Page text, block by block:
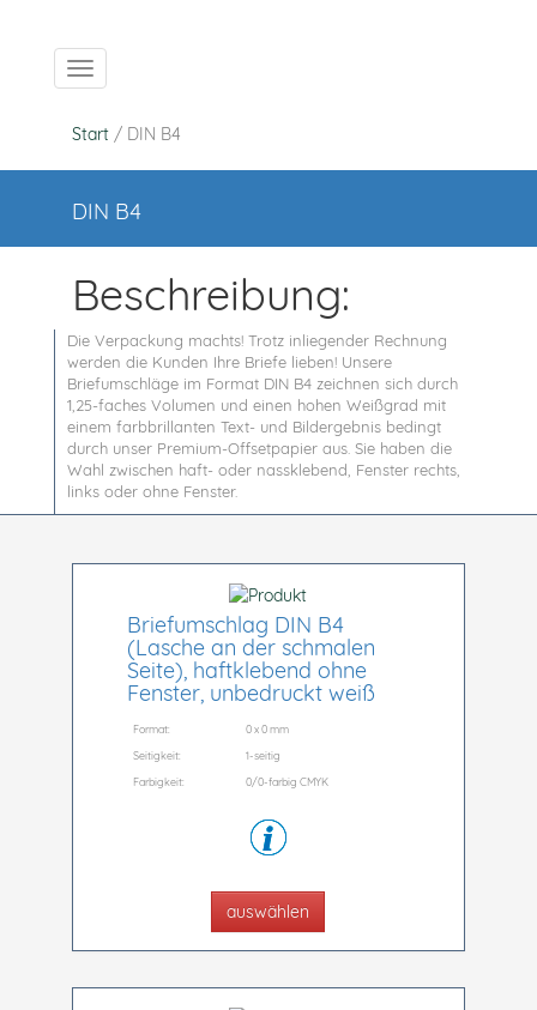
Navigation ein-/ausblenden
Start / DIN B4
DIN B4
Beschreibung:
Die Verpackung machts! Trotz inliegender Rechnung
werden die Kunden Ihre Briefe lieben! Unsere
Briefumschläge im Format DIN B4 zeichnen sich durch
1,25-faches Volumen und einen hohen Weißgrad mit
einem farbbrillanten Text- und Bildergebnis bedingt
durch unser Premium-Offsetpapier aus. Sie haben die
Wahl zwischen haft- oder nassklebend, Fenster rechts,
links oder ohne Fenster.
Briefumschlag DIN B4
(Lasche an der schmalen
Seite), haftklebend ohne
Fenster, unbedruckt weiß
Format:
0 x 0 mm
Seitigkeit:
1-seitig
Farbigkeit:
0/0-farbig CMYK
auswählen